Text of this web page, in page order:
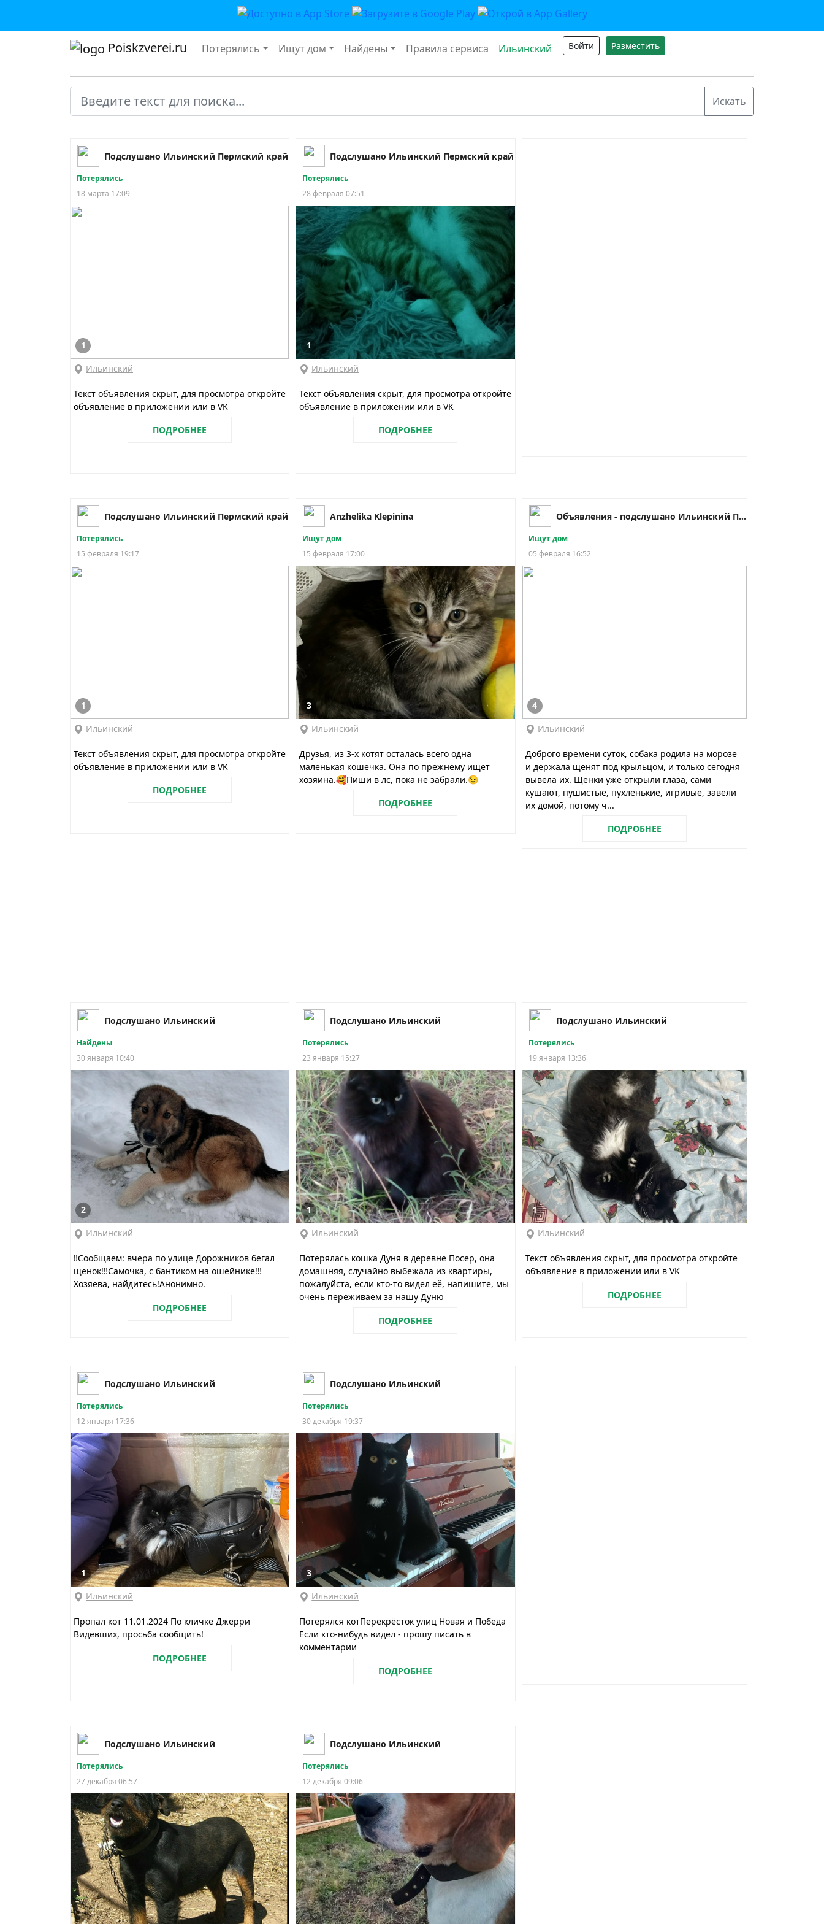
Poiskzverei.ru Потерялись Ищут дом Найдены Правила сервиса Ильинский Войти Разместить
Подслушано Ильинский Пермский край
Потерялись
18 марта 17:09
1
Ильинский
Текст объявления скрыт, для просмотра откройте
объявление в приложении или в VK
ПОДРОБНЕЕ
Подслушано Ильинский Пермский край
Потерялись
28 февраля 07:51
1
Ильинский
Текст объявления скрыт, для просмотра откройте
объявление в приложении или в VK
ПОДРОБНЕЕ
Подслушано Ильинский Пермский край
Потерялись
15 февраля 19:17
1
Ильинский
Текст объявления скрыт, для просмотра откройте
объявление в приложении или в VK
ПОДРОБНЕЕ
Anzhelika Klepinina
Ищут дом
15 февраля 17:00
3
Ильинский
Друзья, из 3-х котят осталась всего одна
маленькая кошечка. Она по прежнему ищет
хозяина.🥰Пиши в лс, пока не забрали.😉
ПОДРОБНЕЕ
Объявления - подслушано Ильинский Пермский край
Ищут дом
05 февраля 16:52
4
Ильинский
Доброго времени суток, собака родила на морозе
и держала щенят под крыльцом, и только сегодня
вывела их. Щенки уже открыли глаза, сами
кушают, пушистые, пухленькие, игривые, завели
их домой, потому ч...
ПОДРОБНЕЕ
Подслушано Ильинский
Найдены
30 января 10:40
2
Ильинский
‼️Сообщаем: вчера по улице Дорожников бегал
щенок!‼️Самочка, с бантиком на ошейнике!‼️
Хозяева, найдитесь!Анонимно.
ПОДРОБНЕЕ
Подслушано Ильинский
Потерялись
23 января 15:27
1
Ильинский
Потерялась кошка Дуня в деревне Посер, она
домашняя, случайно выбежала из квартиры,
пожалуйста, если кто-то видел её, напишите, мы
очень переживаем за нашу Дуню
ПОДРОБНЕЕ
Подслушано Ильинский
Потерялись
19 января 13:36
1
Ильинский
Текст объявления скрыт, для просмотра откройте
объявление в приложении или в VK
ПОДРОБНЕЕ
Подслушано Ильинский
Потерялись
12 января 17:36
1
Ильинский
Пропал кот 11.01.2024 По кличке Джерри
Видевших, просьба сообщить!
ПОДРОБНЕЕ
Подслушано Ильинский
Потерялись
30 декабря 19:37
3
Ильинский
Потерялся котПерекрёсток улиц Новая и Победа
Если кто-нибудь видел - прошу писать в
комментарии
ПОДРОБНЕЕ
Подслушано Ильинский
Потерялись
27 декабря 06:57
Подслушано Ильинский
Потерялись
12 декабря 09:06